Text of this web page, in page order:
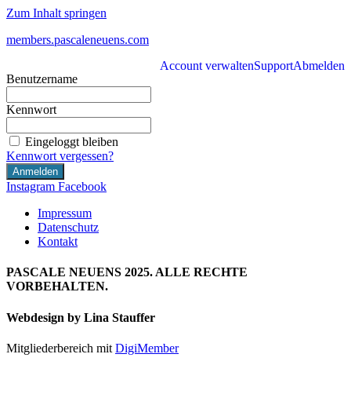
Zum Inhalt springen
members.pascaleneuens.com
Account verwaltenSupportAbmelden
Benutzername
Kennwort
Eingeloggt bleiben
Kennwort vergessen?
Instagram Facebook
Impressum
Datenschutz
Kontakt
PASCALE NEUENS 2025. ALLE RECHTE
VORBEHALTEN.
Webdesign by Lina Stauffer
Mitgliederbereich mit DigiMember